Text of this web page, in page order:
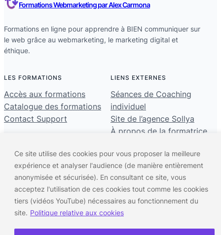
Ce site utilise des cookies pour vous proposer la meilleure
expérience et analyser l'audience (de manière entièrement
anonymisée et sécurisée). En consultant ce site, vous
acceptez l'utilisation de ces cookies tout comme les cookies
tiers (vidéos YouTube) nécessaires au fonctionnement du
site. Politique relative aux cookies
Formations Webmarketing par Alex Carmona
Formations en ligne pour apprendre à BIEN communiquer sur
le web grâce au webmarketing, le marketing digital et
éthique.
LES FORMATIONS
Accès aux formations
Catalogue des formations
Contact Support
LIENS EXTERNES
Séances de Coaching
individuel
Site de l’agence Sollya
À propos de la formatrice
©
2023 ·
Formations Webmarketing par Alex
Carmona
· All rights reserved · CGV·Mentions Légales
Privacy Policy